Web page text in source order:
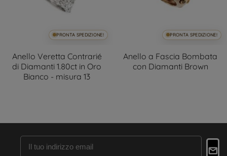
PRONTA SPEDIZIONE!
Anello Veretta Contrarié
di Diamanti 1.80ct in Oro
Bianco - misura 13
PRONTA SPEDIZIONE!
Anello a Fascia Bombata
con Diamanti Brown